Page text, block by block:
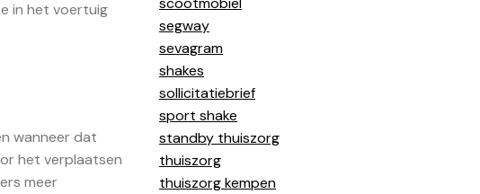
in het voertuig
wanneer dat
het verplaatsen
meer
segway
sevagram
shakes
sollicitatiebrief
sport shake
standby thuiszorg
thuiszorg
thuiszorg kempen